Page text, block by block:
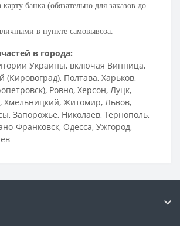
карту банка (обязательно для заказов до
в пункте самовывоза.
в города:
Украины, включая Винница,
(Кировоград), Полтава, Харьков,
Ровно, Херсон, Луцк,
Хмельницкий, Житомир, Львов,
Запорожье, Николаев, Тернополь,
Франковск, Одесса, Ужгород,